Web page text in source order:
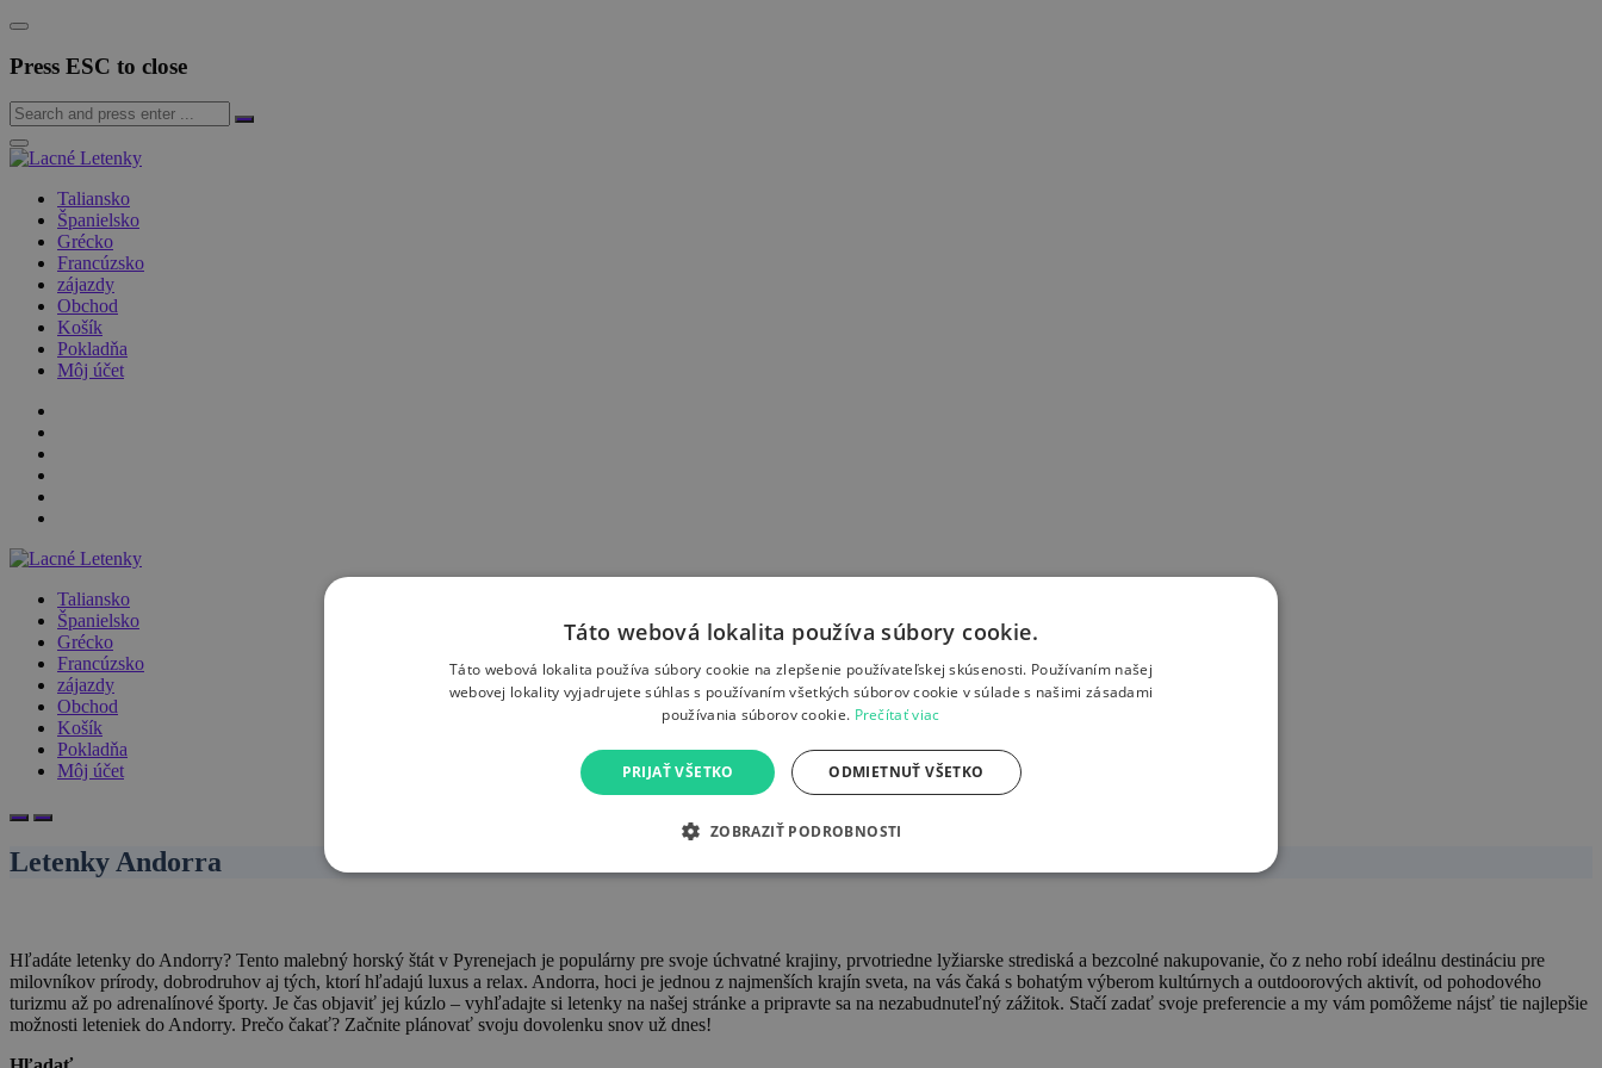
Press ESC to close
Taliansko
Španielsko
Grécko
Francúzsko
zájazdy
Obchod
Košík
Pokladňa
Môj účet
Taliansko
Španielsko
Grécko
Francúzsko
zájazdy
Obchod
Košík
Pokladňa
Môj účet
Letenky Andorra
Hľadáte letenky do Andorry? Tento malebný horský štát v Pyrenejach je populárny pre svoje úchvatné krajiny, prvotriedne lyžiarske strediská a bezcolné nakupovanie, čo z neho robí ideálnu destináciu pre
milovníkov prírody, dobrodruhov aj tých, ktorí hľadajú luxus a relax. Andorra, hoci je jednou z najmenších krajín sveta, na vás čaká s bohatým výberom kultúrnych a outdoorových aktivít, od pohodového
turizmu až po adrenalínové športy. Je čas objaviť jej kúzlo – vyhľadajte si letenky na našej stránke a pripravte sa na nezabudnuteľný zážitok. Stačí zadať svoje preferencie a my vám pomôžeme nájsť tie najlepšie
možnosti leteniek do Andorry. Prečo čakať? Začnite plánovať svoju dovolenku snov už dnes!
Táto webová lokalita používa súbory cookie.
Táto webová lokalita používa súbory cookie na zlepšenie používateľskej skúsenosti. Používaním našej
webovej lokality vyjadrujete súhlas s používaním všetkých súborov cookie v súlade s našimi zásadami
používania súborov cookie. Prečítať viac
PRIJAŤ VŠETKO ODMIETNUŤ VŠETKO
ZOBRAZIŤ PODROBNOSTI